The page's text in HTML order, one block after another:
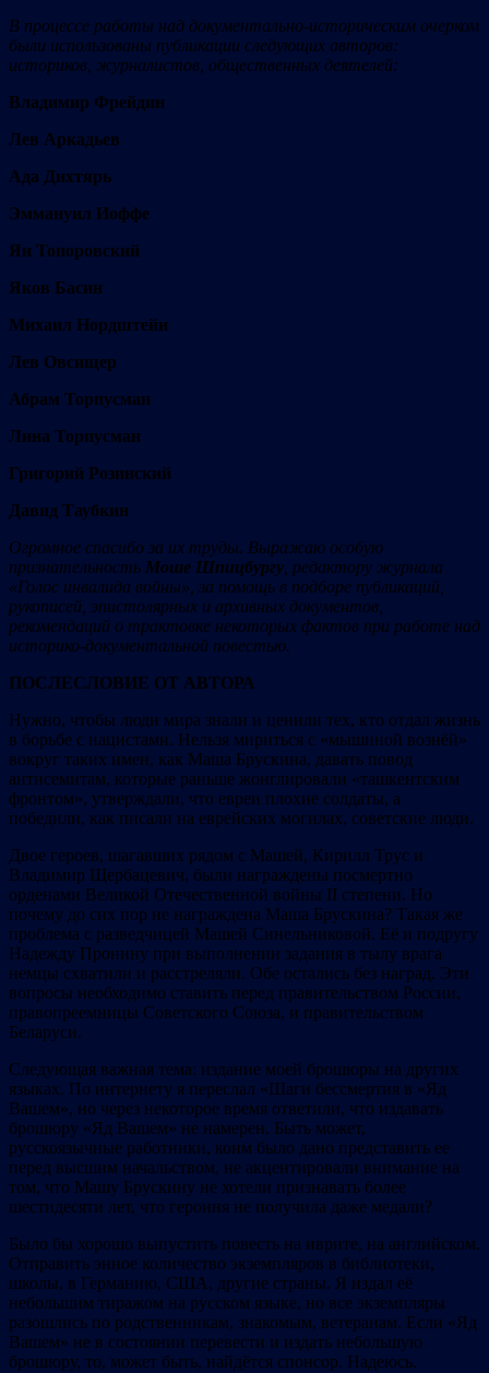
В процессе работы над документально-историческим очерком
были использованы публикации следующих авторов:
историков, журналистов, общественных деятелей:
Владимир Фрейдин
Лев Аркадьев
Ада Дихтярь
Эммануил Иоффе
Ян Топоровский
Яков Басин
Михаил Нордштейн
Лев Овсищер
Абрам Торпусман
Лина Торпусман
Григорий Розинский
Давид Таубкин
Огромное спасибо за их труды. Выражаю особую
признательность Моше Шпицбургу , редактору журнала
«Голос инвалида войны», за помощь в подборе публикаций,
рукописей, эпистолярных и архивных документов,
рекомендаций о трактовке некоторых фактов при работе над
историко-документальной повестью.
ПОСЛЕСЛОВИЕ ОТ АВТОРА
Нужно, чтобы люди мира знали и ценили тех, кто отдал жизнь
в борьбе с нацистами. Нельзя мириться с «мышиной вознёй»
вокруг таких имен, как Маша Брускина, давать повод
антисемитам, которые раньше жонглировали «ташкентским
фронтом», утверждали, что евреи плохие солдаты, а
победили, как писали на еврейских могилах, советские люди.
Двое героев, шагавших рядом с Машей, Кирилл Трус и
Владимир Щербацевич, были награждены посмертно
орденами Великой Отечественной войны II степени. Но
почему до сих пор не награждена Маша Брускина? Такая же
проблема с разведчицей Машей Синельниковой. Её и подругу
Надежду Пронину при выполнении задания в тылу врага
немцы схватили и расстреляли. Обе остались без наград. Эти
вопросы необходимо ставить перед правительством России,
правопреемницы Советского Союза, и правительством
Беларуси.
Следующая важная тема: издание моей брошюры на других
языках. По интернету я переслал «Шаги бессмертия в «Яд
Вашем», но через некоторое время ответили, что издавать
брошюру «Яд Вашем» не намерен. Быть может,
русскоязычные работники, коим было дано представить ее
перед высшим начальством, не акцентировали внимание на
том, что Машу Брускину не хотели признавать более
шестидесяти лет, что героиня не получила даже медали?
Было бы хорошо выпустить повесть на иврите, на английском.
Отправить энное количество экземпляров в библиотеки,
школы, в Германию, США, другие страны. Я издал её
небольшим тиражом на русском языке, но все экземпляры
разошлись по родственникам, знакомым, ветеранам. Если «Яд
Вашем» не в состоянии перевести и издать небольшую
брошюру, то, может быть, найдётся спонсор. Надеюсь.